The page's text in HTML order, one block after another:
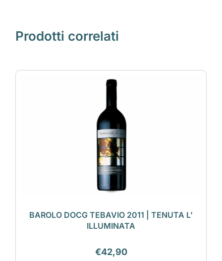
Prodotti correlati
BAROLO DOCG TEBAVIO 2011 | TENUTA L’
ILLUMINATA
€42,90